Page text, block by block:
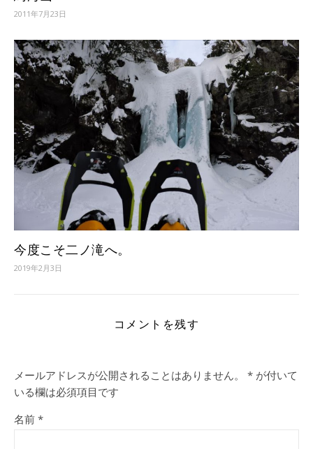
2011年7月23日
今度こそ二ノ滝へ。
2019年2月3日
コメントを残す
メールアドレスが公開されることはありません。 * が付いて
いる欄は必須項目です
名前 *